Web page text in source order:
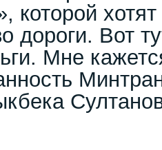
которой
дороги. Вот
Мне